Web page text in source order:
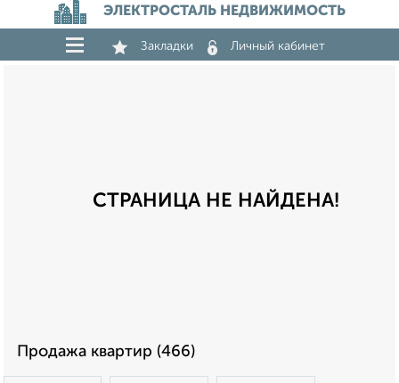
ЭЛЕКТРОСТАЛЬ НЕДВИЖИМОСТЬ
Закладки Личный кабинет
СТРАНИЦА НЕ НАЙДЕНА!
Продажа квартир (466)